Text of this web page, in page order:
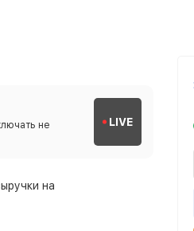
не
LIVE
на